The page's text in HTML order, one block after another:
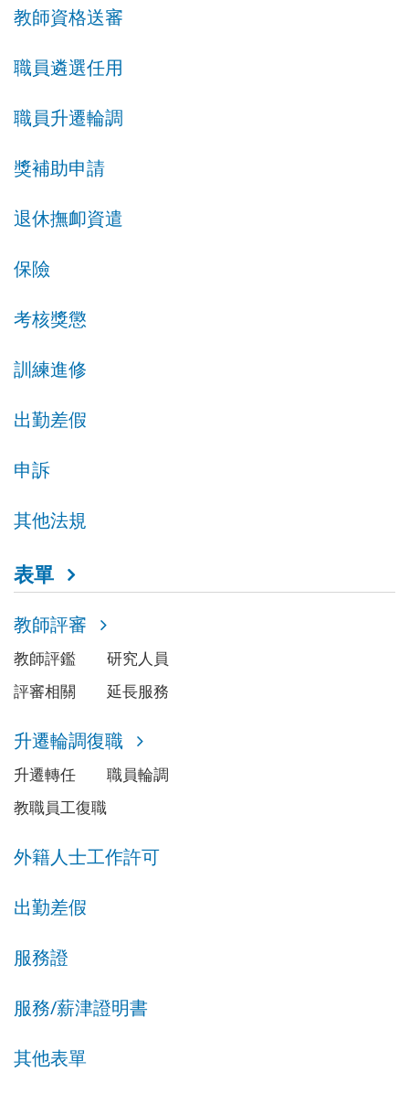
教師資格送審
職員遴選任用
職員升遷輪調
獎補助申請
退休撫卹資遣
保險
考核獎懲
訓練進修
出勤差假
申訴
其他法規
表單
教師評審
教師評鑑
研究人員
評審相關
延長服務
升遷輪調復職
升遷轉任
職員輪調
教職員工復職
外籍人士工作許可
出勤差假
服務證
服務/薪津證明書
其他表單